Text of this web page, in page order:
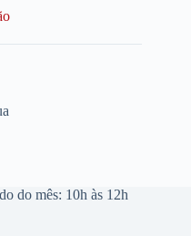
do mês: 10h às 12h